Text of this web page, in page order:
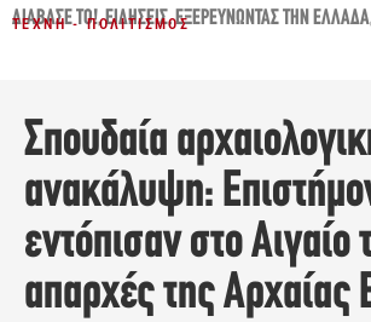
ΔΙΆΒΑΣΈ ΤΟ!,ΕΙΔΉΣΕΙΣ,ΕΞΕΡΕΥΝΏΝΤΑΣ ΤΗΝ ΕΛΛΆΔΑ
ΤΈΧΝΗ - ΠΟΛΙΤΙΣΜΌΣ
Σπουδαία
ανακάλυψη:
εντόπισαν στο Αιγαίο
απαρχές της Αρχαίας